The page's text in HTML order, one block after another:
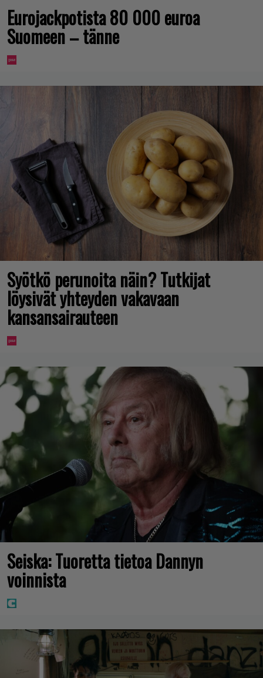
Eurojackpotista 80 000 euroa
Suomeen – tänne
Syötkö perunoita näin? Tutkijat
löysivät yhteyden vakavaan
kansansairauteen
Seiska: Tuoretta tietoa Dannyn
voinnista